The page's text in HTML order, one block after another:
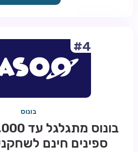
#4
בונוס
ספינים חינם